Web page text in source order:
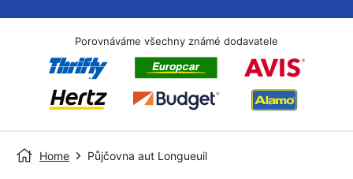
Porovnáváme všechny známé dodavatele
Home Půjčovna aut Longueuil